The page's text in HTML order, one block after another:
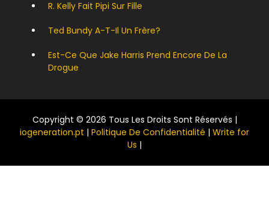
R. Kelly Fait Pipi Sur Fille
Ted Bundy A-T-Il Un Frère?
Est-Ce Que Jake Harris Prend Encore De La
Drogue
Copyright © 2026 Tous Les Droits Sont Réservés |
iogeneration.pt | Politique De Confidentialité | Write for
Us |